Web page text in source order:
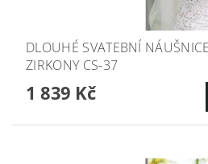
DLOUHÉ SVATEBNÍ
ZIRKONY CS-37
1 839 Kč